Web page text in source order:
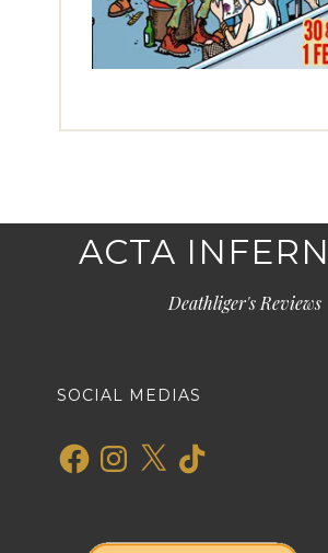
ACTA
Deathliger's Reviews
SOCIAL MEDIAS
FacebookInstagram
X TikTok